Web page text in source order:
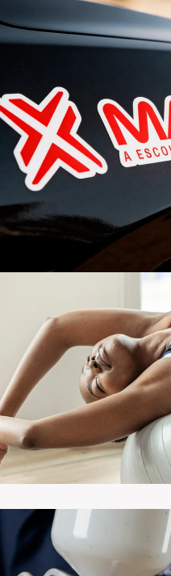
Materias Off, Redes
Branding, Materiais Off,